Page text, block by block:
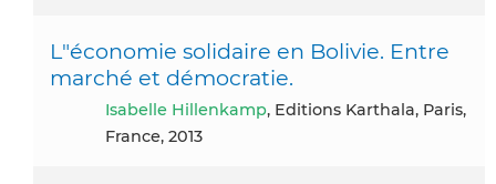
L"économie solidaire en Bolivie. Entre
marché et démocratie.
Isabelle Hillenkamp, Editions Karthala, Paris,
France, 2013